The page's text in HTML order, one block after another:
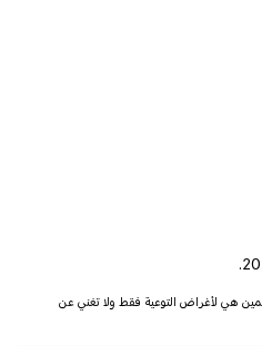
هي لأغراض التوعية فقط ولا تغني عن